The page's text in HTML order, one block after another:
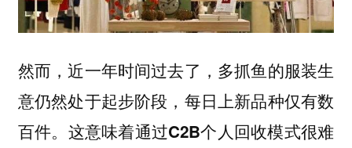
然而，近一年时间过去了，多抓鱼的服装生
意仍然处于起步阶段， 每日上新品种仅有数
百件。这意味着通过C2B个人回收模式很难